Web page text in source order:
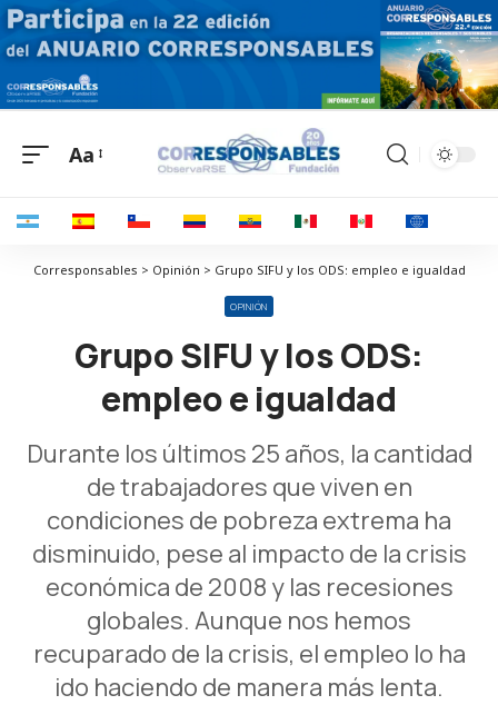
Aa
Corresponsables > Opinión > Grupo SIFU y los ODS: empleo e igualdad
OPINIÓN
Grupo SIFU y los ODS:
empleo e igualdad
Durante los últimos 25 años, la cantidad
de trabajadores que viven en
condiciones de pobreza extrema ha
disminuido, pese al impacto de la crisis
económica de 2008 y las recesiones
globales. Aunque nos hemos
recuparado de la crisis, el empleo lo ha
ido haciendo de manera más lenta.